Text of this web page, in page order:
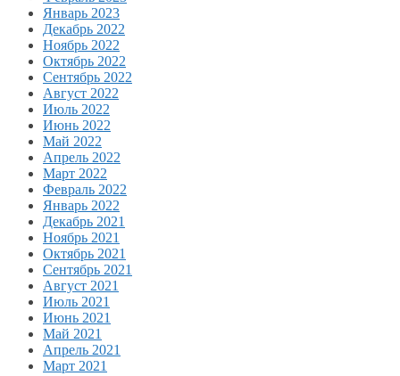
Январь 2023
Декабрь 2022
Ноябрь 2022
Октябрь 2022
Сентябрь 2022
Август 2022
Июль 2022
Июнь 2022
Май 2022
Апрель 2022
Март 2022
Февраль 2022
Январь 2022
Декабрь 2021
Ноябрь 2021
Октябрь 2021
Сентябрь 2021
Август 2021
Июль 2021
Июнь 2021
Май 2021
Апрель 2021
Март 2021